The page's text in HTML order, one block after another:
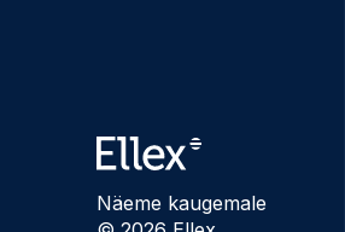
Näeme kaugemale